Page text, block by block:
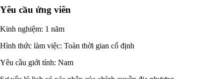
Yêu cầu ứng viên
Kinh nghiệm: 1 năm
Hình thức làm việc: Toàn thời gian cố định
Yêu cầu giới tính: Nam